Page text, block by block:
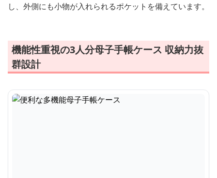
し、外側にも小物が入れられるポケットを備えています。
機能性重視の3人分母子手帳ケース 収納力抜
群設計